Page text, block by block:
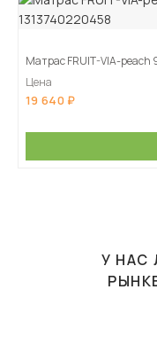
Матрас FRUIT-VIA-peach
Цена
19 640
У НАС